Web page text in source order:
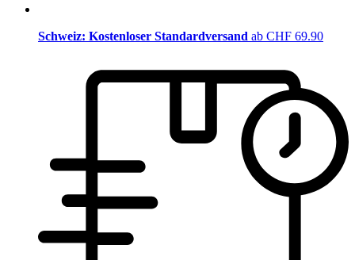
Schweiz: Kostenloser Standardversand ab CHF 69.90